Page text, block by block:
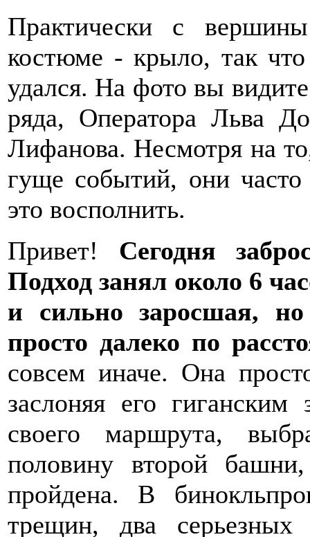
Практически с
костюме - крыло, так
удался. На фото вы
ряда, Оператора Льва
Лифанова. Несмотря на
гуще событий, они
это восполнить.
Привет! Сегодня
Подход занял около 6
и сильно заросшая,
просто далеко по
совсем иначе. Она
заслоняя его
своего маршрута,
половину второй
пройдена. В
трещин, два